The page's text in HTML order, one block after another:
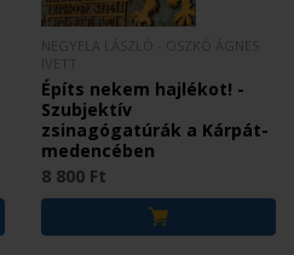
Építs nekem hajlékot! -
Szubjektív
zsinagógatúrák a Kárpát-
medencében
8 800 Ft